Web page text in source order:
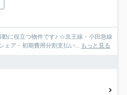
に役立つ物件です♪ ☆京王線・小田急線
ェア・初期費用分割支払い... もっと見る